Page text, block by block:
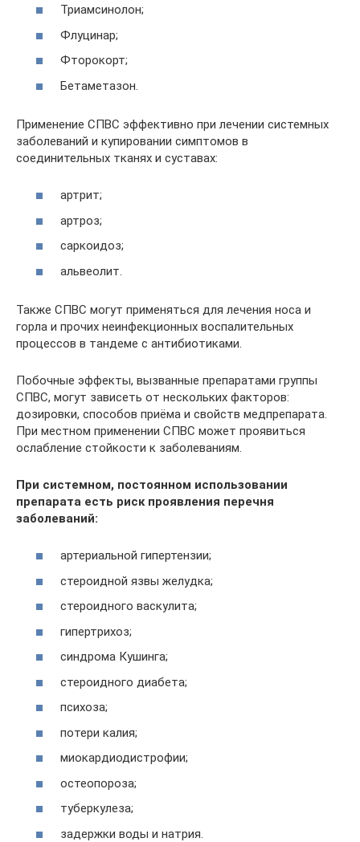
Триамсинолон;
Флуцинар;
Фторокорт;
Бетаметазон.
Применение СПВС эффективно при лечении системных
заболеваний и купировании симптомов в
соединительных тканях и суставах:
артрит;
артроз;
саркоидоз;
альвеолит.
Также СПВС могут применяться для лечения носа и
горла и прочих неинфекционных воспалительных
процессов в тандеме с антибиотиками.
Побочные эффекты, вызванные препаратами группы
СПВС, могут зависеть от нескольких факторов:
дозировки, способов приёма и свойств медпрепарата.
При местном применении СПВС может проявиться
ослабление стойкости к заболеваниям.
При системном, постоянном использовании
препарата есть риск проявления перечня
заболеваний:
артериальной гипертензии;
стероидной язвы желудка;
стероидного васкулита;
гипертрихоз;
синдрома Кушинга;
стероидного диабета;
психоза;
потери калия;
миокардиодистрофии;
остеопороза;
туберкулеза;
задержки воды и натрия.